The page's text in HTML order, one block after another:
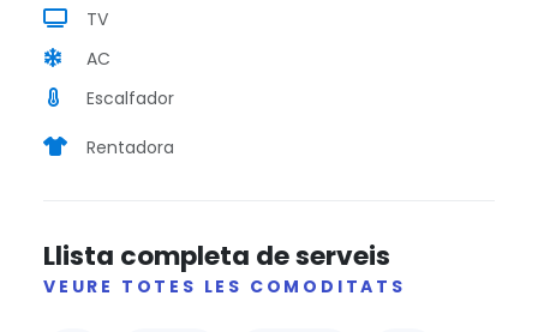
TV
AC
Escalfador
Rentadora
Llista completa de serveis
VEURE TOTES LES COMODITATS